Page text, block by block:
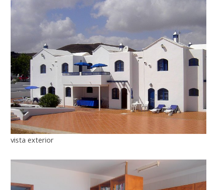
vista exterior